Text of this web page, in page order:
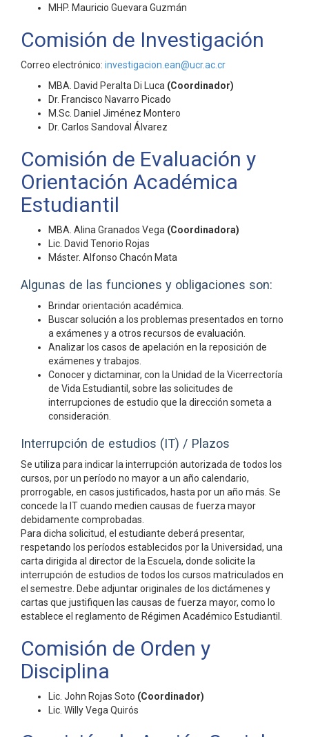
MHP. Mauricio Guevara Guzmán
Comisión de Investigación
Correo electrónico: investigacion.ean@ucr.ac.cr
MBA. David Peralta Di Luca (Coordinador)
Dr. Francisco Navarro Picado
M.Sc. Daniel Jiménez Montero
Dr. Carlos Sandoval Álvarez
Comisión de Evaluación y
Orientación Académica
Estudiantil
MBA. Alina Granados Vega (Coordinadora)
Lic. David Tenorio Rojas
Máster. Alfonso Chacón Mata
Algunas de las funciones y obligaciones son:
Brindar orientación académica.
Buscar solución a los problemas presentados en torno
a exámenes y a otros recursos de evaluación.
Analizar los casos de apelación en la reposición de
exámenes y trabajos.
Conocer y dictaminar, con la Unidad de la Vicerrectoría
de Vida Estudiantil, sobre las solicitudes de
interrupciones de estudio que la dirección someta a
consideración.
Interrupción de estudios (IT) / Plazos
Se utiliza para indicar la interrupción autorizada de todos los
cursos, por un período no mayor a un año calendario,
prorrogable, en casos justificados, hasta por un año más. Se
concede la IT cuando medien causas de fuerza mayor
debidamente comprobadas.
Para dicha solicitud, el estudiante deberá presentar,
respetando los períodos establecidos por la Universidad, una
carta dirigida al director de la Escuela, donde solicite la
interrupción de estudios de todos los cursos matriculados en
el semestre. Debe adjuntar originales de los dictámenes y
cartas que justifiquen las causas de fuerza mayor, como lo
establece el reglamento de Régimen Académico Estudiantil.
Comisión de Orden y
Disciplina
Lic. John Rojas Soto (Coordinador)
Lic. Willy Vega Quirós